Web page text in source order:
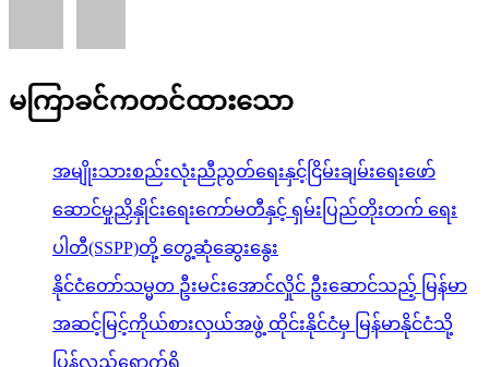
မကြာခင်ကတင်ထားသော
အမျိုးသားစည်းလုံးညီညွတ်ရေးနှင့်ငြိမ်းချမ်းရေးဖော်
ဆောင်မှုညှိနှိုင်းရေးကော်မတီနှင့် ရှမ်းပြည်တိုးတက် ရေး
ပါတီ(SSPP)တို့ တွေ့ဆုံဆွေးနွေး
နိုင်ငံတော်သမ္မတ ဦးမင်းအောင်လှိုင် ဦးဆောင်သည့် မြန်မာ
အဆင့်မြင့်ကိုယ်စားလှယ်အဖွဲ့ ထိုင်းနိုင်ငံမှ မြန်မာနိုင်ငံသို့
ပြန်လည်ရောက်ရှိ